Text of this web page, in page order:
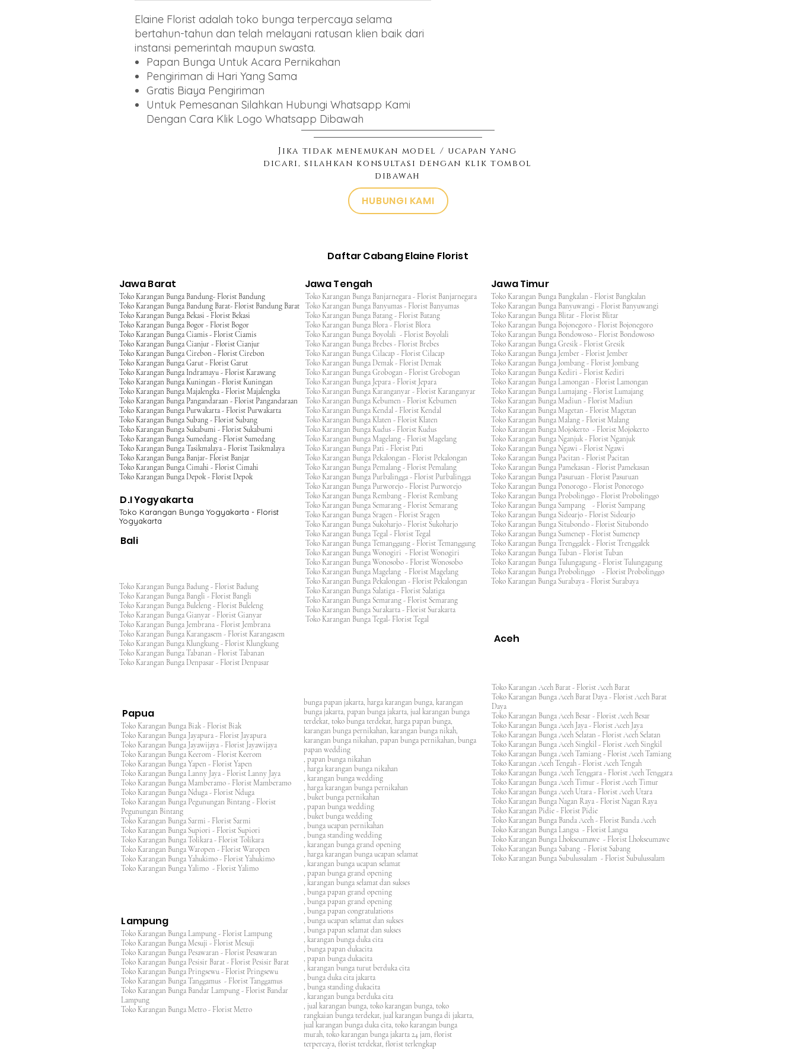
Elaine Florist adalah toko bunga terpercaya selama
bertahun-tahun dan telah melayani ratusan klien baik dari
instansi pemerintah maupun swasta.
Papan Bunga Untuk Acara Pernikahan
Pengiriman di Hari Yang Sama
Gratis Biaya Pengiriman
Untuk Pemesanan Silahkan Hubungi Whatsapp Kami
Dengan Cara Klik Logo Whatsapp Dibawah
Jika tidak menemukan model / ucapan yang
dicari, silahkan konsultasi dengan klik tombol
dibawah
HUBUNGI KAMI
Daftar Cabang Elaine Florist
Jawa Barat Jawa Tengah Jawa Timur
Toko Karangan Bunga Bandung- Florist Bandung
Toko Karangan Bunga Bandung Barat- Florist Bandung Barat
Toko Karangan Bunga Bekasi - Florist Bekasi
Toko Karangan Bunga Bogor - Florist Bogor
Toko Karangan Bunga Ciamis - Florist Ciamis
Toko Karangan Bunga Cianjur - Florist Cianjur
Toko Karangan Bunga Cirebon - Florist Cirebon
Toko Karangan Bunga Garut - Florist Garut
Toko Karangan Bunga Indramayu - Florist Karawang
Toko Karangan Bunga Kuningan - Florist Kuningan
Toko Karangan Bunga Majalengka - Florist Majalengka
Toko Karangan Bunga Pangandaraan - Florist Pangandaraan
Toko Karangan Bunga Purwakarta - Florist Purwakarta
Toko Karangan Bunga Subang - Florist Subang
Toko Karangan Bunga Sukabumi - Florist Sukabumi
Toko Karangan Bunga Sumedang - Florist Sumedang
Toko Karangan Bunga Tasikmalaya - Florist Tasikmalaya
Toko Karangan Bunga Banjar- Florist Banjar
Toko Karangan Bunga Cimahi - Florist Cimahi
Toko Karangan Bunga Depok - Florist Depok
D.I Yogyakarta
Toko Karangan Bunga Yogyakarta - Florist
Yogyakarta
Bali
Toko Karangan Bunga Badung - Florist Badung
Toko Karangan Bunga Bangli - Florist Bangli
Toko Karangan Bunga Buleleng - Florist Buleleng
Toko Karangan Bunga Gianyar - Florist Gianyar
Toko Karangan Bunga Jembrana - Florist Jembrana
Toko Karangan Bunga Karangasem - Florist Karangasem
Toko Karangan Bunga Klungkung - Florist Klungkung
Toko Karangan Bunga Tabanan - Florist Tabanan
Toko Karangan Bunga Denpasar - Florist Denpasar
Toko Karangan Bunga Banjarnegara - Florist Banjarnegara
Toko Karangan Bunga Banyumas - Florist Banyumas
Toko Karangan Bunga Batang - Florist Batang
Toko Karangan Bunga Blora - Florist Blora
Toko Karangan Bunga Boyolali - Florist Boyolali
Toko Karangan Bunga Brebes - Florist Brebes
Toko Karangan Bunga Cilacap - Florist Cilacap
Toko Karangan Bunga Demak - Florist Demak
Toko Karangan Bunga Grobogan - Florist Grobogan
Toko Karangan Bunga Jepara - Florist Jepara
Toko Karangan Bunga Karanganyar - Florist Karanganyar
Toko Karangan Bunga Kebumen - Florist Kebumen
Toko Karangan Bunga Kendal - Florist Kendal
Toko Karangan Bunga Klaten - Florist Klaten
Toko Karangan Bunga Kudus - Florist Kudus
Toko Karangan Bunga Magelang - Florist Magelang
Toko Karangan Bunga Pati - Florist Pati
Toko Karangan Bunga Pekalongan - Florist Pekalongan
Toko Karangan Bunga Pemalang - Florist Pemalang
Toko Karangan Bunga Purbalingga - Florist Purbalingga
Toko Karangan Bunga Purworejo - Florist Purworejo
Toko Karangan Bunga Rembang - Florist Rembang
Toko Karangan Bunga Semarang - Florist Semarang
Toko Karangan Bunga Sragen - Florist Sragen
Toko Karangan Bunga Sukoharjo - Florist Sukoharjo
Toko Karangan Bunga Tegal - Florist Tegal
Toko Karangan Bunga Temanggung - Florist Temanggung
Toko Karangan Bunga Wonogiri - Florist Wonogiri
Toko Karangan Bunga Wonosobo - Florist Wonosobo
Toko Karangan Bunga Magelang - Florist Magelang
Toko Karangan Bunga Pekalongan - Florist Pekalongan
Toko Karangan Bunga Salatiga - Florist Salatiga
Toko Karangan Bunga Semarang - Florist Semarang
Toko Karangan Bunga Surakarta - Florist Surakarta
Toko Karangan Bunga Tegal- Florist Tegal
Toko Karangan Bunga Bangkalan - Florist Bangkalan
Toko Karangan Bunga Banyuwangi - Florist Banyuwangi
Toko Karangan Bunga Blitar - Florist Blitar
Toko Karangan Bunga Bojonegoro - Florist Bojonegoro
Toko Karangan Bunga Bondowoso - Florist Bondowoso
Toko Karangan Bunga Gresik - Florist Gresik
Toko Karangan Bunga Jember - Florist Jember
Toko Karangan Bunga Jombang - Florist Jombang
Toko Karangan Bunga Kediri - Florist Kediri
Toko Karangan Bunga Lamongan - Florist Lamongan
Toko Karangan Bunga Lumajang - Florist Lumajang
Toko Karangan Bunga Madiun - Florist Madiun
Toko Karangan Bunga Magetan - Florist Magetan
Toko Karangan Bunga Malang - Florist Malang
Toko Karangan Bunga Mojokerto - Florist Mojokerto
Toko Karangan Bunga Nganjuk - Florist Nganjuk
Toko Karangan Bunga Ngawi - Florist Ngawi
Toko Karangan Bunga Pacitan - Florist Pacitan
Toko Karangan Bunga Pamekasan - Florist Pamekasan
Toko Karangan Bunga Pasuruan - Florist Pasuruan
Toko Karangan Bunga Ponorogo - Florist Ponorogo
Toko Karangan Bunga Probolinggo - Florist Probolinggo
Toko Karangan Bunga Sampang - Florist Sampang
Toko Karangan Bunga Sidoarjo - Florist Sidoarjo
Toko Karangan Bunga Situbondo - Florist Situbondo
Toko Karangan Bunga Sumenep - Florist Sumenep
Toko Karangan Bunga Trenggalek - Florist Trenggalek
Toko Karangan Bunga Tuban - Florist Tuban
Toko Karangan Bunga Tulungagung - Florist Tulungagung
Toko Karangan Bunga Probolinggo - Florist Probolinggo
Toko Karangan Bunga Surabaya - Florist Surabaya
Aceh
Lampung
Papua
Toko Karangan Bunga Biak - Florist Biak
Toko Karangan Bunga Jayapura - Florist Jayapura
Toko Karangan Bunga Jayawijaya - Florist Jayawijaya
Toko Karangan Bunga Keerom - Florist Keerom
Toko Karangan Bunga Yapen - Florist Yapen
Toko Karangan Bunga Lanny Jaya - Florist Lanny Jaya
Toko Karangan Bunga Mamberamo - Florist Mamberamo
Toko Karangan Bunga Nduga - Florist Nduga
Toko Karangan Bunga Pegunungan Bintang - Florist
Pegunungan Bintang
Toko Karangan Bunga Sarmi - Florist Sarmi
Toko Karangan Bunga Supiori - Florist Supiori
Toko Karangan Bunga Tolikara - Florist Tolikara
Toko Karangan Bunga Waropen - Florist Waropen
Toko Karangan Bunga Yahukimo - Florist Yahukimo
Toko Karangan Bunga Yalimo - Florist Yalimo
Toko Karangan Bunga Lampung - Florist Lampung
Toko Karangan Bunga Mesuji - Florist Mesuji
Toko Karangan Bunga Pesawaran - Florist Pesawaran
Toko Karangan Bunga Pesisir Barat - Florist Pesisir Barat
Toko Karangan Bunga Pringsewu - Florist Pringsewu
Toko Karangan Bunga Tanggamus - Florist Tanggamus
Toko Karangan Bunga Bandar Lampung - Florist Bandar
Lampung
Toko Karangan Bunga Metro - Florist Metro
bunga papan jakarta, harga karangan bunga, karangan
bunga jakarta, papan bunga jakarta, jual karangan bunga
terdekat, toko bunga terdekat, harga papan bunga,
karangan bunga pernikahan, karangan bunga nikah,
karangan bunga nikahan, papan bunga pernikahan, bunga
papan wedding
, papan bunga nikahan
, harga karangan bunga nikahan
, karangan bunga wedding
, harga karangan bunga pernikahan
, buket bunga pernikahan
, papan bunga wedding
, buket bunga wedding
, bunga ucapan pernikahan
, bunga standing wedding
, karangan bunga grand opening
, harga karangan bunga ucapan selamat
, karangan bunga ucapan selamat
, papan bunga grand opening
, karangan bunga selamat dan sukses
, bunga papan grand opening
, bunga papan grand opening
, bunga papan congratulations
, bunga ucapan selamat dan sukses
, bunga papan selamat dan sukses
, karangan bunga duka cita
, bunga papan dukacita
, papan bunga dukacita
, karangan bunga turut berduka cita
, bunga duka cita jakarta
, bunga standing dukacita
, karangan bunga berduka cita
, jual karangan bunga, toko karangan bunga, toko
rangkaian bunga terdekat, jual karangan bunga di jakarta,
jual karangan bunga duka cita, toko karangan bunga
murah, toko karangan bunga jakarta 24 jam, florist
terpercaya, florist terdekat, florist terlengkap
Toko Karangan Aceh Barat - Florist Aceh Barat
Toko Karangan Bunga Aceh Barat Daya - Florist Aceh Barat
Daya
Toko Karangan Bunga Aceh Besar - Florist Aceh Besar
Toko Karangan Bunga Aceh Jaya - Florist Aceh Jaya
Toko Karangan Bunga Aceh Selatan - Florist Aceh Selatan
Toko Karangan Bunga Aceh Singkil - Florist Aceh Singkil
Toko Karangan Bunga Aceh Tamiang - Florist Aceh Tamiang
Toko Karangan Aceh Tengah - Florist Aceh Tengah
Toko Karangan Bunga Aceh Tenggara - Florist Aceh Tenggara
Toko Karangan Bunga Aceh Timur - Florist Aceh Timur
Toko Karangan Bunga Aceh Utara - Florist Aceh Utara
Toko Karangan Bunga Nagan Raya - Florist Nagan Raya
Toko Karangan Pidie - Florist Pidie
Toko Karangan Bunga Banda Aceh - Florist Banda Aceh
Toko Karangan Bunga Langsa - Florist Langsa
Toko Karangan Bunga Lhokseumawe - Florist Lhokseumawe
Toko Karangan Bunga Sabang - Florist Sabang
Toko Karangan Bunga Subulussalam - Florist Subulussalam